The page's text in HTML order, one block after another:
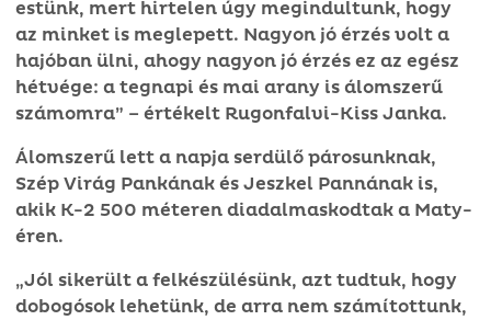
estünk, mert hirtelen úgy megindultunk, hogy
az minket is meglepett. Nagyon jó érzés volt a
hajóban ülni, ahogy nagyon jó érzés ez az egész
hétvége: a tegnapi és mai arany is álomszerű
számomra” – értékelt Rugonfalvi-Kiss Janka.
Álomszerű lett a napja serdülő párosunknak,
Szép Virág Pankának és Jeszkel Pannának is,
akik K-2 500 méteren diadalmaskodtak a Maty-
éren.
„Jól sikerült a felkészülésünk, azt tudtuk, hogy
dobogósok lehetünk, de arra nem számítottunk,